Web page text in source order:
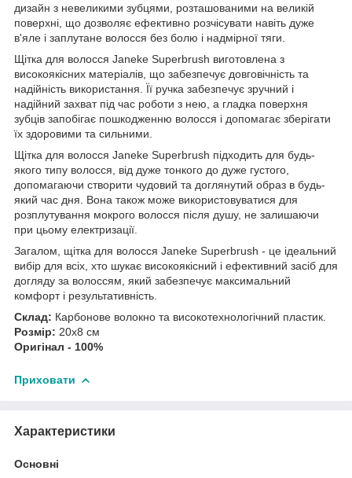
дизайн з невеликими зубцями, розташованими на великій
поверхні, що дозволяє ефективно розчісувати навіть дуже
в'яле і заплутане волосся без болю і надмірної тяги.
Щітка для волосся Janeke Superbrush виготовлена з
високоякісних матеріалів, що забезпечує довговічність та
надійність використання. Її ручка забезпечує зручний і
надійний захват під час роботи з нею, а гладка поверхня
зубців запобігає пошкодженню волосся і допомагає зберігати
їх здоровими та сильними.
Щітка для волосся Janeke Superbrush підходить для будь-
якого типу волосся, від дуже тонкого до дуже густого,
допомагаючи створити чудовий та доглянутий образ в будь-
який час дня. Вона також може використовуватися для
розплутування мокрого волосся після душу, не залишаючи
при цьому електризації.
Загалом, щітка для волосся Janeke Superbrush - це ідеальний
вибір для всіх, хто шукає високоякісний і ефективний засіб для
догляду за волоссям, який забезпечує максимальний
комфорт і результативність.
Склад: Карбонове волокно та високотехнологічний пластик.
Розмір: 20х8 см
Оригінал - 100%
Приховати
Характеристики
Основні